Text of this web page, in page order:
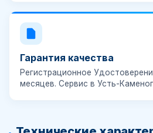
Гарантия качества
Регистрационное
месяцев. Сервис в Усть-